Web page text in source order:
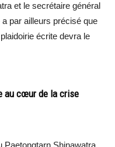
et le secrétaire général
par ailleurs précisé que
écrite devra le
au cœur de la crise